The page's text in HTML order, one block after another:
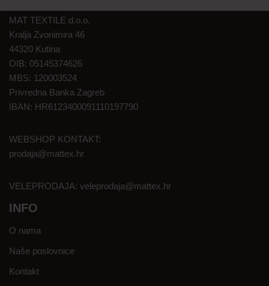
MAT TEXTILE d.o.o.
Kralja Zvonimira 46
44320 Kutina
OIB: 05145374626
MBS: 120003524
Privredna Banka Zagreb
IBAN: HR6123400091110197790
WEBSHOP KONTAKT:
prodaja@mattex.hr
VELEPRODAJA: veleprodaja@mattex.hr
INFO
O nama
Naše poslovnice
Kontakt